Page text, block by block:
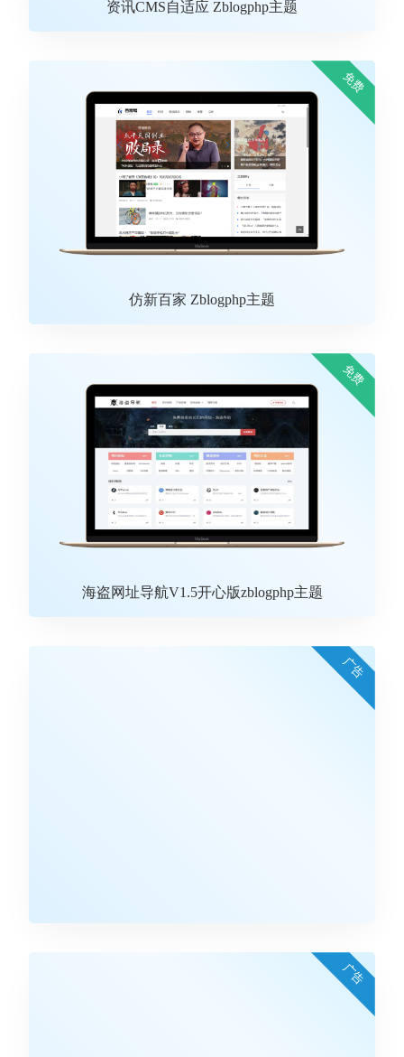
资讯CMS自适应 Zblogphp主题
仿新百家 Zblogphp主题
免费
海盗网址导航V1.5开心版zblogphp主题
免费
广告
广告